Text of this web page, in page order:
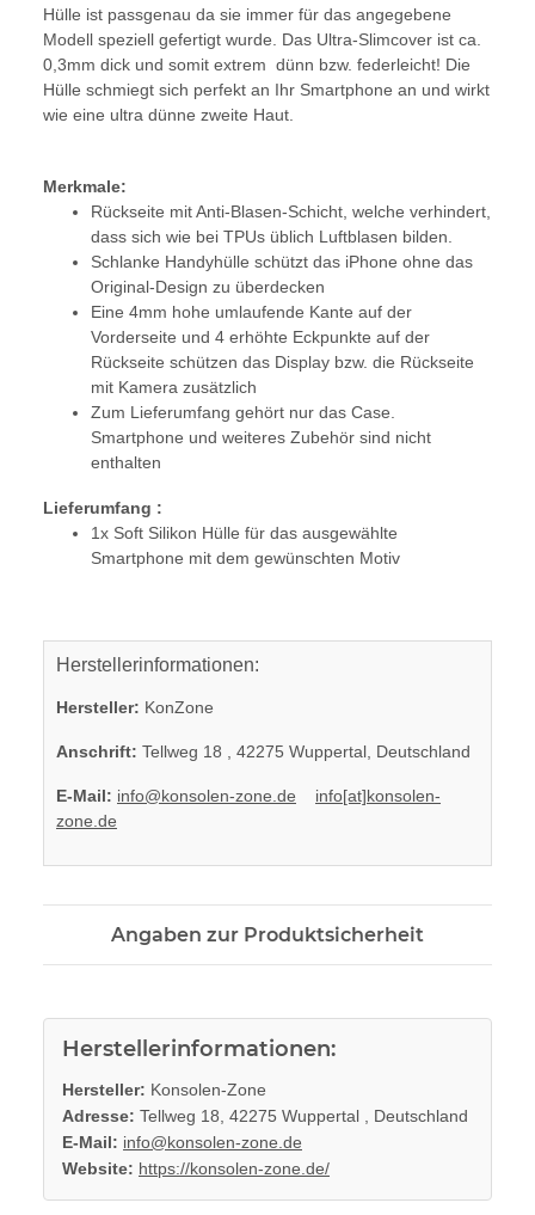
Hülle ist passgenau da sie immer für das angegebene
Modell speziell gefertigt wurde. Das Ultra-Slimcover ist ca.
0,3mm dick und somit extrem dünn bzw. federleicht! Die
Hülle schmiegt sich perfekt an Ihr Smartphone an und wirkt
wie eine ultra dünne zweite Haut.
Merkmale:
Rückseite mit Anti-Blasen-Schicht, welche verhindert,
dass sich wie bei TPUs üblich Luftblasen bilden.
Schlanke Handyhülle schützt das iPhone ohne das
Original-Design zu überdecken
Eine 4mm hohe umlaufende Kante auf der
Vorderseite und 4 erhöhte Eckpunkte auf der
Rückseite schützen das Display bzw. die Rückseite
mit Kamera zusätzlich
Zum Lieferumfang gehört nur das Case.
Smartphone und weiteres Zubehör sind nicht
enthalten
Lieferumfang :
1x Soft Silikon Hülle für das ausgewählte
Smartphone mit dem gewünschten Motiv
Herstellerinformationen:
Hersteller: KonZone
Anschrift: Tellweg 18 , 42275 Wuppertal, Deutschland
E-Mail: info@konsolen-zone.de
info[at]konsolen-
zone.de
Angaben zur Produktsicherheit
Herstellerinformationen:
Hersteller: Konsolen-Zone
Adresse: Tellweg 18, 42275 Wuppertal , Deutschland
E-Mail: info@konsolen-zone.de
Website: https://konsolen-zone.de/